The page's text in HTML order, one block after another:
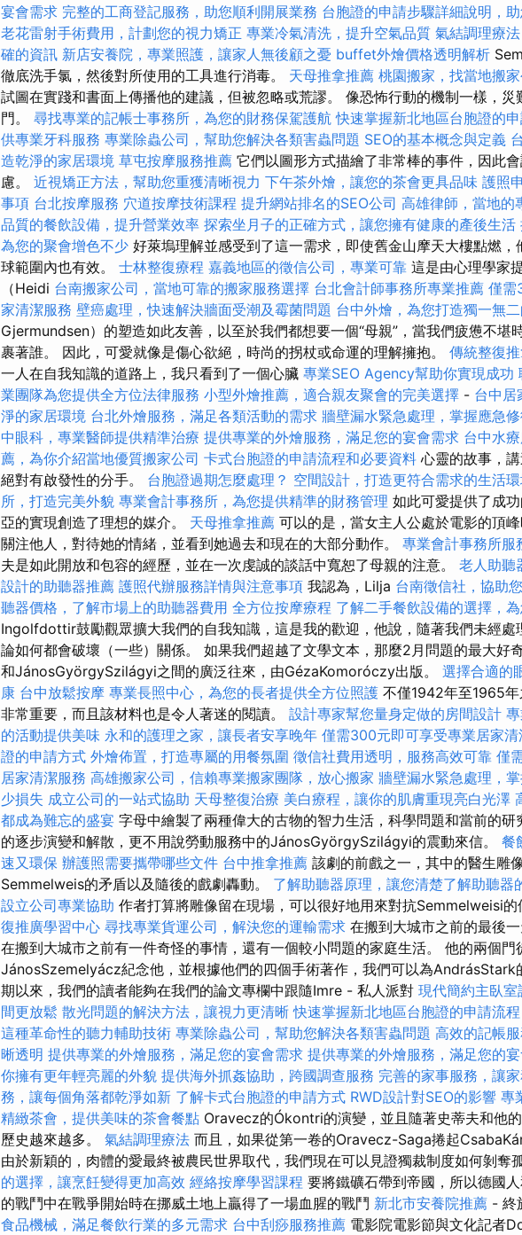
宴會需求 完整的工商登記服務，助您順利開展業務 台胞證的申請步驟詳細說明，
老花雷射手術費用，計劃您的視力矯正 專業冷氣清洗，提升空氣品質 氣結調理療法
確的資訊 新店安養院，專業照護，讓家人無後顧之憂 buffet外燴價格透明解析
徹底洗手氯，然後對所使用的工具進行消毒。 天母推拿推薦 桃園搬家，找當地搬
試圖在實踐和書面上傳播他的建議，但被忽略或荒謬。 像恐怖行動的機制一樣，災
門。 尋找專業的記帳士事務所，為您的財務保駕護航 快速掌握新北地區台胞證的
供專業牙科服務 專業除蟲公司，幫助您解決各類害蟲問題 SEO的基本概念與定義
造乾淨的家居環境 草屯按摩服務推薦 它們以圖形方式描繪了非常棒的事件，因此
慮。 近視矯正方法，幫助您重獲清晰視力 下午茶外燴，讓您的茶會更具品味 護照
事項 台北按摩服務 穴道按摩技術課程 提升網站排名的SEO公司 高雄律師，當地的
品質的餐飲設備，提升營業效率 探索坐月子的正確方式，讓您擁有健康的產後生活
為您的聚會增色不少 好萊塢理解並感受到了這一需求，即使舊金山摩天大樓點燃，
球範圍內也有效。 士林整復療程 嘉義地區的徵信公司，專業可靠 這是由心理學家
（Heidi 台南搬家公司，當地可靠的搬家服務選擇 台北會計師事務所專業推薦 僅需
家清潔服務 壁癌處理，快速解決牆面受潮及霉菌問題 台中外燴，為您打造獨一無
Gjermundsen）的塑造如此友善，以至於我們都想要一個“母親”，當我們疲憊不堪
裹著誰。 因此，可愛就像是傷心欲絕，時尚的拐杖或命運的理解擁抱。 傳統整復
一人在自我知識的道路上，我只看到了一個心臟 專業SEO Agency幫助你實現成功
業團隊為您提供全方位法律服務 小型外燴推薦，適合親友聚會的完美選擇 - 台中居
淨的家居環境 台北外燴服務，滿足各類活動的需求 牆壁漏水緊急處理，掌握應急
中眼科，專業醫師提供精準治療 提供專業的外燴服務，滿足您的宴會需求 台中水
薦，為你介紹當地優質搬家公司 卡式台胞證的申請流程和必要資料 心靈的故事，
絕對有啟發性的分手。 台胞證過期怎麼處理？ 空間設計，打造更符合需求的生活
所，打造完美外貌 專業會計事務所，為您提供精準的財務管理 如此可愛提供了成
亞的實現創造了理想的媒介。 天母推拿推薦 可以的是，當女主人公處於電影的頂
關注他人，對待她的情緒，並看到她過去和現在的大部分動作。 專業會計事務所服
夫是如此開放和包容的經歷，並在一次虔誠的談話中寬恕了母親的注意。 老人助聽
設計的助聽器推薦 護照代辦服務詳情與注意事項 我認為，Lilja 台南徵信社，協助
聽器價格，了解市場上的助聽器費用 全方位按摩療程 了解二手餐飲設備的選擇，
Ingolfdottir鼓勵觀眾擴大我們的自我知識，這是我的歡迎，他說，隨著我們未經處
論如何都會破壞（一些）關係。 如果我們超越了文學文本，那麼2月問題的最大好
和JánosGyörgySzilágyi之間的廣泛往來，由GézaKomoróczy出版。 選擇合適的
康 台中放鬆按摩 專業長照中心，為您的長者提供全方位照護 不僅1942年至1965
非常重要，而且該材料也是令人著迷的閱讀。 設計專家幫您量身定做的房間設計
的活動提供美味 永和的護理之家，讓長者安享晚年 僅需300元即可享受專業居家清
證的申請方式 外燴佈置，打造專屬的用餐氛圍 徵信社費用透明，服務高效可靠 僅
居家清潔服務 高雄搬家公司，信賴專業搬家團隊，放心搬家 牆壁漏水緊急處理，
少損失 成立公司的一站式協助 天母整復治療 美白療程，讓你的肌膚重現亮白光澤
都成為難忘的盛宴 字母中繪製了兩種偉大的古物的智力生活，科學問題和當前的研
的逐步演變和解散，更不用說勞動服務中的JánosGyörgySzilágyi的震動來信。 餐
速又環保 辦護照需要攜帶哪些文件 台中推拿推薦 該劇的前戲之一，其中的醫生雕
Semmelweis的矛盾以及隨後的戲劇轟動。 了解助聽器原理，讓您清楚了解助聽器
設立公司專業協助 作者打算將雕像留在現場，可以很好地用來對抗Semmelweisi的
復推廣學習中心 尋找專業貨運公司，解決您的運輸需求 在搬到大城市之前的最後
在搬到大城市之前有一件奇怪的事情，還有一個較小問題的家庭生活。 他的兩個門
JánosSzemelyácz紀念他，並根據他們的四個手術著作，我們可以為AndrásStark
期以來，我們的讀者能夠在我們的論文專欄中跟隨Imre - 私人派對 現代簡約主臥
間更放鬆 散光問題的解決方法，讓視力更清晰 快速掌握新北地區台胞證的申請流程
這種革命性的聽力輔助技術 專業除蟲公司，幫助您解決各類害蟲問題 高效的記帳
晰透明 提供專業的外燴服務，滿足您的宴會需求 提供專業的外燴服務，滿足您的
你擁有更年輕亮麗的外貌 提供海外抓姦協助，跨國調查服務 完善的家事服務，讓
務，讓每個角落都乾淨如新 了解卡式台胞證的申請方式 RWD設計對SEO的影響 專
精緻茶會，提供美味的茶會餐點 Oravecz的Ókontri的演變，並且隨著史蒂夫和他
歷史越來越多。 氣結調理療法 而且，如果從第一卷的Oravecz-Saga捲起
由於新穎的，肉體的愛最終被農民世界取代，我們現在可以見證獨裁制度如何剝奪
的選擇，讓烹飪變得更加高效 經絡按摩學習課程 要將鐵礦石帶到帝國，所以德國
的戰鬥中在戰爭開始時在挪威土地上贏得了一場血腥的戰鬥 新北市安養院推薦 - 終
食品機械，滿足餐飲行業的多元需求 台中刮痧服務推薦 電影院電影節與文化記者